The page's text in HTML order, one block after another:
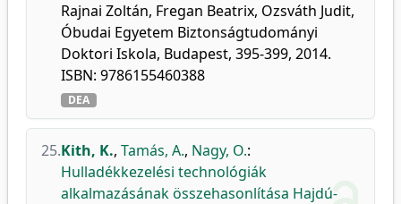
Rajnai Zoltán, Fregan Beatrix, Ozsváth Judit,
Óbudai Egyetem Biztonságtudományi
Doktori Iskola, Budapest, 395-399, 2014.
ISBN: 9786155460388
DEA
25.Kith, K., Tamás, A., Nagy, O.:
Hulladékkezelési technológiák
alkalmazásának összehasonlítása Hajdú-